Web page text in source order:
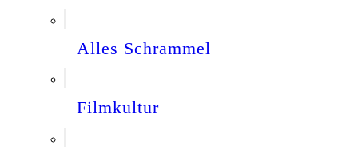
Alles Schrammel
Filmkultur